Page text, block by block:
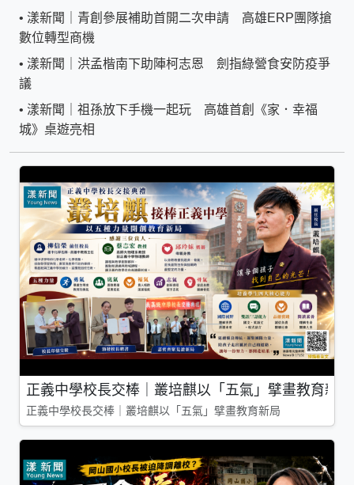
• 漾新聞｜青創參展補助首開二次申請 高雄ERP團隊搶
數位轉型商機
• 漾新聞｜洪孟楷南下助陣柯志恩 劍指綠營食安防疫爭
議
• 漾新聞｜祖孫放下手機一起玩 高雄首創《家．幸福
城》桌遊亮相
正義中學校長交棒｜叢培麒以「五氣」擘畫教育新局
正義中學校長交棒｜叢培麒以「五氣」擘畫教育新局